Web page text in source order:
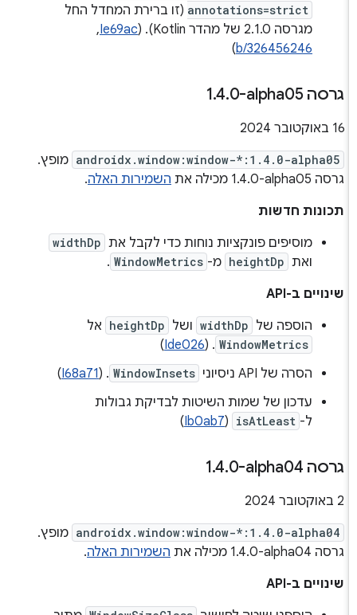
annotations=strict(זו ברירת המחדל החל
מגרסה 2.1.0 של מהדר Kotlin). ‫(
Ie69ac
, ‏
b/326456246
)
גרסה ‎1 .4.0-alpha05
‫16 באוקטובר 2024
androidx.window:window-*:1.4.0-alpha05 מופץ.
גרסה ‎1.4.0-alpha05 מכילה את
השמירות האלה.
תכונות חדשות
מוסיפים פונקציות נוחות כדי לקבל את widthDp
ואת heightDp מ- WindowMetrics
.
שינויים ב-API
הוספה של widthDp ושל heightDp אל
WindowMetrics
. (
Ide026
)
הסרה של API ניסיוני
WindowInsets
. (
I68a71
)
עדכון של שמות השיטות לבדיקת גבולות
ל- isAtLeast
(
Ib0ab7
)
גרסה ‎1 .4.0-alpha04
androidx.window:window-*:1.4.0-alpha04 מופץ.
גרסה ‎1.4.0-alpha04 מכילה את
השמירות האלה.
שינויים ב-API